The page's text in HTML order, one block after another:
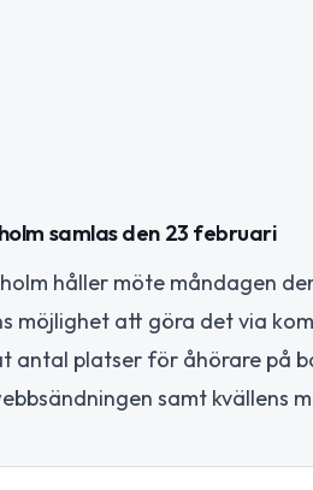
samlas den 23 februari
håller möte måndagen
möjlighet att göra det via
antal platser för åhörare på
samt kvällens